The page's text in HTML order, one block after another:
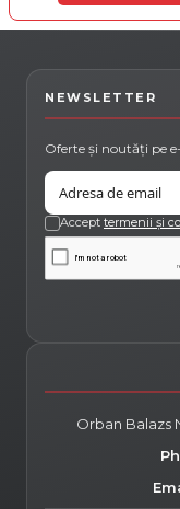
NEWSLETTER
Oferte și noutăți pe
Email
Accept termenii și
Orban Balazs